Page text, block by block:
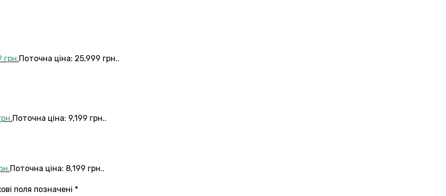
грн.Поточна ціна: 25,999 грн..
Поточна ціна: 9,199 грн..
Поточна ціна: 8,199 грн..
поля позначені *